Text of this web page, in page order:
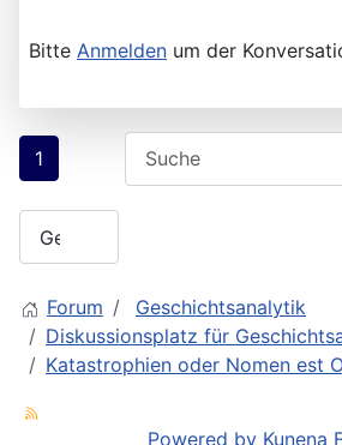
Bitte Anmelden um der
1
Forum
Geschichtsanalytik
Diskussionsplatz für
Katastrophien oder Nomen est
Powered by Kunena